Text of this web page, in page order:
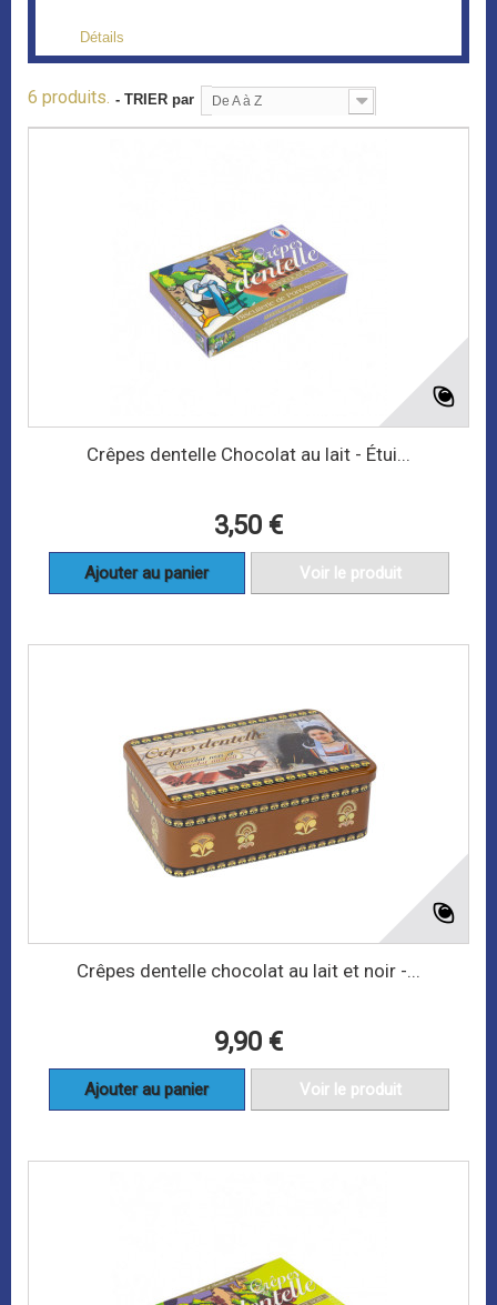
Détails
6 produits. - TRIER par De A à Z
Crêpes dentelle Chocolat au lait - Étui...
3,50 €
Ajouter au panier Voir le produit
Crêpes dentelle chocolat au lait et noir -...
9,90 €
Ajouter au panier Voir le produit